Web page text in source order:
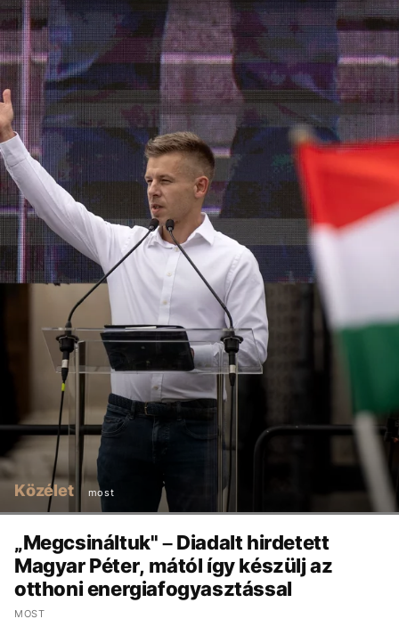
Közélet most
„Megcsináltuk" – Diadalt hirdetett
Magyar Péter, mától így készülj az
otthoni energiafogyasztással
MOST